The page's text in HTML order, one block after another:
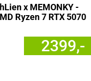
x MEMONKY -
Ryzen 7 RTX 5070
2399,-